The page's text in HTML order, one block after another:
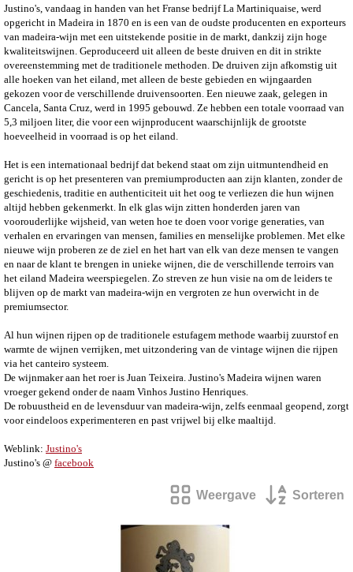
Justino's, vandaag in handen van het Franse bedrijf La Martiniquaise, werd
opgericht in Madeira in 1870 en is een van de oudste producenten en exporteurs
van madeira-wijn met een uitstekende positie in de markt, dankzij zijn hoge
kwaliteitswijnen. Geproduceerd uit alleen de beste druiven en dit in strikte
overeenstemming met de traditionele methoden. De druiven zijn afkomstig uit
alle hoeken van het eiland, met alleen de beste gebieden en wijngaarden
gekozen voor de verschillende druivensoorten. Een nieuwe zaak, gelegen in
Cancela, Santa Cruz, werd in 1995 gebouwd. Ze hebben een totale voorraad van
5,3 miljoen liter, die voor een wijnproducent waarschijnlijk de grootste
hoeveelheid in voorraad is op het eiland.
Het is een internationaal bedrijf dat bekend staat om zijn uitmuntendheid en
gericht is op het presenteren van premiumproducten aan zijn klanten, zonder de
geschiedenis, traditie en authenticiteit uit het oog te verliezen die hun wijnen
altijd hebben gekenmerkt. In elk glas wijn zitten honderden jaren van
voorouderlijke wijsheid, van weten hoe te doen voor vorige generaties, van
verhalen en ervaringen van mensen, families en menselijke problemen. Met elke
nieuwe wijn proberen ze de ziel en het hart van elk van deze mensen te vangen
en naar de klant te brengen in unieke wijnen, die de verschillende terroirs van
het eiland Madeira weerspiegelen. Zo streven ze hun visie na om de leiders te
blijven op de markt van madeira-wijn en vergroten ze hun overwicht in de
premiumsector.
Al hun wijnen rijpen op de traditionele estufagem methode waarbij zuurstof en
warmte de wijnen verrijken, met uitzondering van de vintage wijnen die rijpen
via het canteiro systeem.
De wijnmaker aan het roer is Juan Teixeira. Justino's Madeira wijnen waren
vroeger gekend onder de naam Vinhos Justino Henriques.
De robuustheid en de levensduur van madeira-wijn, zelfs eenmaal geopend, zorgt
voor eindeloos experimenteren en past vrijwel bij elke maaltijd.
Weblink: Justino's
Justino's @ facebook
Weergave Sorteren